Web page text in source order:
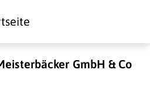
GmbH & Co